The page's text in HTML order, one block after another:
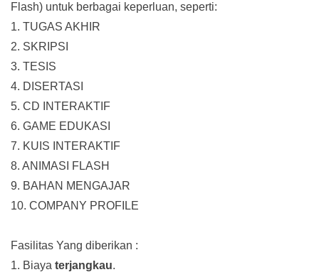
Flash) untuk berbagai keperluan, seperti:
1. TUGAS AKHIR
2. SKRIPSI
3. TESIS
4. DISERTASI
5. CD INTERAKTIF
6. GAME EDUKASI
7. KUIS INTERAKTIF
8. ANIMASI FLASH
9. BAHAN MENGAJAR
10. COMPANY PROFILE
Fasilitas Yang diberikan :
1. Biaya terjangkau.